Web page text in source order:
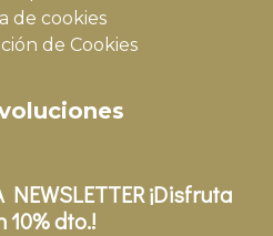
de cookies
de Cookies
NEWSLETTER ¡Disfruta
10% dto.!